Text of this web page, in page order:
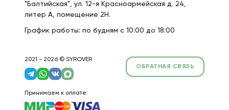
"Балтийская", ул. 12-я Красноармейская д. 24,
литер А, помещение 2Н.
График работы: по будням с 10:00 до 18:00
2021 - 2026 © SYROVER
ОБРАТНАЯ СВЯЗЬ
Принимаем к оплате: